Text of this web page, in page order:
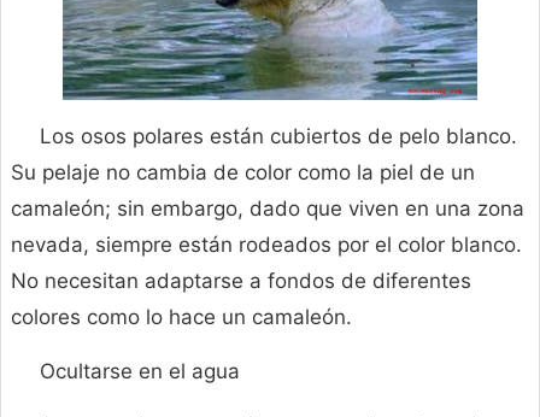
Los osos polares están cubiertos de pelo blanco.
Su pelaje no cambia de color como la piel de un
camaleón; sin embargo, dado que viven en una zona
nevada, siempre están rodeados por el color blanco.
No necesitan adaptarse a fondos de diferentes
colores como lo hace un camaleón.
Ocultarse en el agua